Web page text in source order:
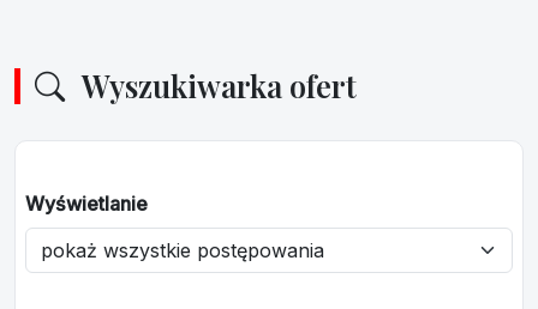
Wyszukiwarka ofert
Wyświetlanie